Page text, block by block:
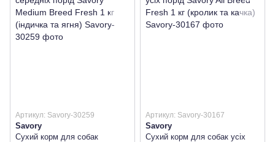
Артикул: Savory-30259
Savory
Сухий корм для собак
Артикул: Savory-30167
Savory
Сухий корм для собак усіх